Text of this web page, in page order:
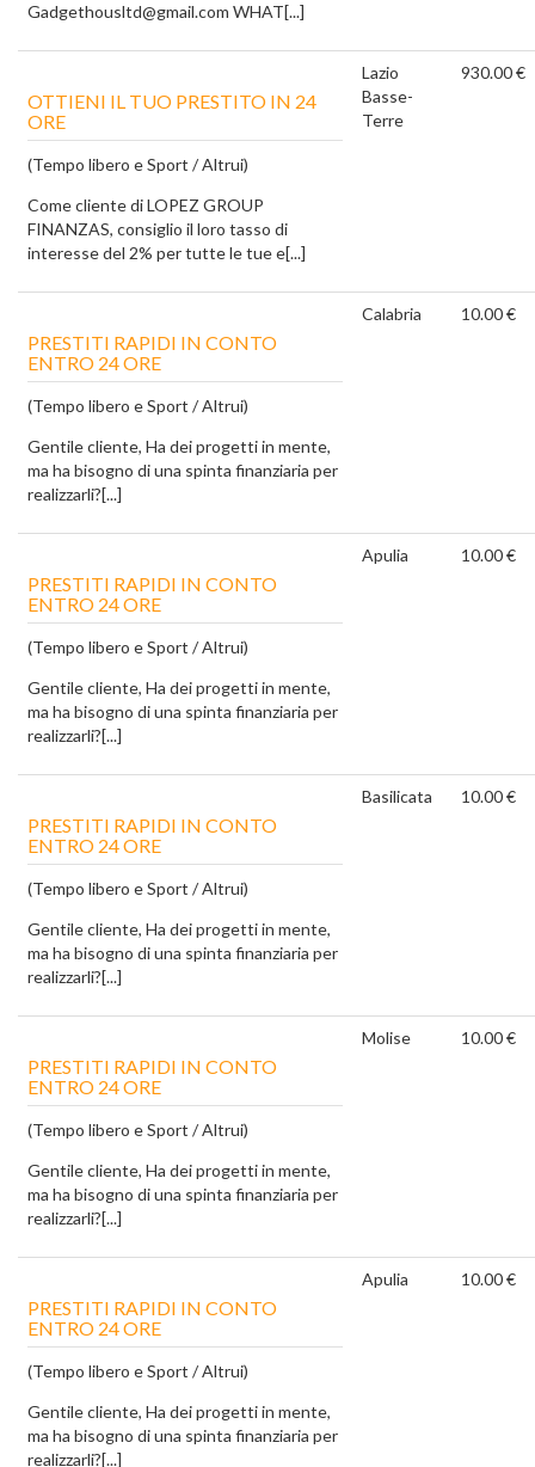
Gadgethousltd@gmail.com WHAT[...]
OTTIENI IL TUO PRESTITO IN 24
ORE
(Tempo libero e Sport / Altrui)
Come cliente di LOPEZ GROUP
FINANZAS, consiglio il loro tasso di
interesse del 2% per tutte le tue e[...]
Lazio
Basse-
Terre
930.00 €
PRESTITI RAPIDI IN CONTO
ENTRO 24 ORE
(Tempo libero e Sport / Altrui)
Gentile cliente, Ha dei progetti in mente,
ma ha bisogno di una spinta finanziaria per
realizzarli?[...]
Calabria 10.00 €
PRESTITI RAPIDI IN CONTO
ENTRO 24 ORE
(Tempo libero e Sport / Altrui)
Gentile cliente, Ha dei progetti in mente,
ma ha bisogno di una spinta finanziaria per
realizzarli?[...]
Apulia 10.00 €
PRESTITI RAPIDI IN CONTO
ENTRO 24 ORE
(Tempo libero e Sport / Altrui)
Gentile cliente, Ha dei progetti in mente,
ma ha bisogno di una spinta finanziaria per
realizzarli?[...]
Basilicata 10.00 €
PRESTITI RAPIDI IN CONTO
ENTRO 24 ORE
(Tempo libero e Sport / Altrui)
Gentile cliente, Ha dei progetti in mente,
ma ha bisogno di una spinta finanziaria per
realizzarli?[...]
Molise 10.00 €
PRESTITI RAPIDI IN CONTO
ENTRO 24 ORE
(Tempo libero e Sport / Altrui)
Gentile cliente, Ha dei progetti in mente,
ma ha bisogno di una spinta finanziaria per
realizzarli?[...]
Apulia 10.00 €